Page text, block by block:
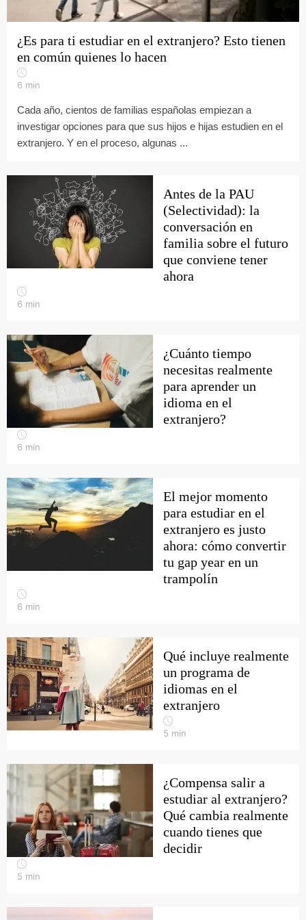
¿Es para ti estudiar en el extranjero? Esto tienen
en común quienes lo hacen
6 min
Cada año, cientos de familias españolas empiezan a
investigar opciones para que sus hijos e hijas estudien en el
extranjero. Y en el proceso, algunas ...
Antes de la PAU
(Selectividad): la
conversación en
familia sobre el futuro
que conviene tener
ahora
6 min
¿Cuánto tiempo
necesitas realmente
para aprender un
idioma en el
extranjero?
6 min
El mejor momento
para estudiar en el
extranjero es justo
ahora: cómo convertir
tu gap year en un
trampolín
6 min
Qué incluye realmente
un programa de
idiomas en el
extranjero
5 min
¿Compensa salir a
estudiar al extranjero?
Qué cambia realmente
cuando tienes que
decidir
5 min